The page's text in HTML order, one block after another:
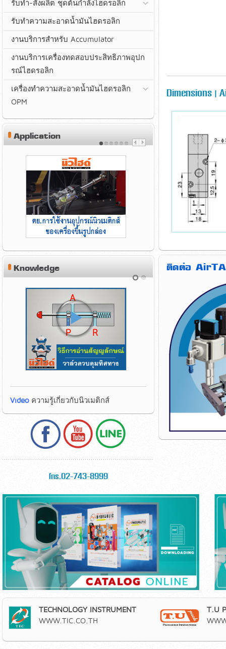
Dimensions |
ติดต่อ
รับทำ-สั่งผลิต ชุดต้นกำลังไฮดรอลิก
รับทำความสะอาดน้ำมันไฮดรอลิก
งานบริการสำหรับ Accumulator
งานบริการเครื่องทดสอบประสิทธิภาพอุปก
รณ์ไฮดรอลิก
เครื่องทำความสะอาดน้ำมันไฮดรอลิก
OPM
Application
Knowledge
Videoความรู้เกี่ยวกับนิวเมติกส์
โทร.02-743-8999
TECHNOLOGY INSTRUMENT
WWW.TIC.CO.TH
T.U